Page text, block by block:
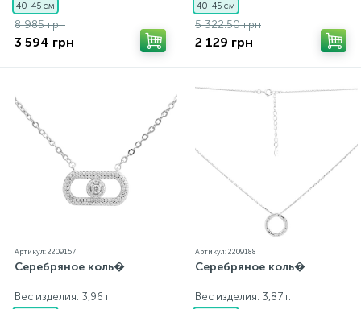
40-45 см
8 985 грн
3 594 грн
40-45 см
5 322.50 грн
2 129 грн
Артикул: 2209157
Серебряное коль�
Вес изделия: 3,96 г.
Артикул: 2209188
Серебряное коль�
Вес изделия: 3,87 г.